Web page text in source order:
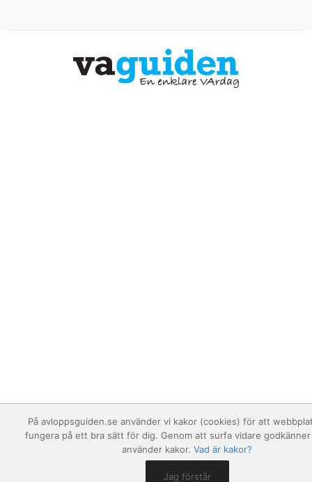
På avloppsguiden.se använder vi kakor (cookies) för att
fungera på ett bra sätt för dig. Genom att surfa vidare
använder kakor. Vad är kakor?
Jag förstår